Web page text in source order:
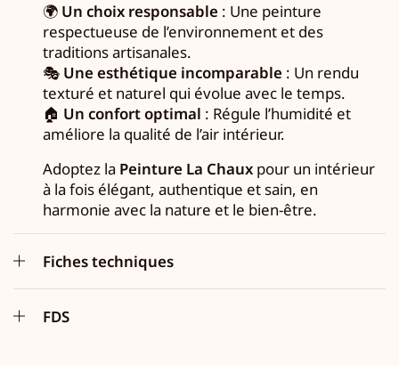
🌍 Un choix responsable : Une peinture
respectueuse de l’environnement et des
traditions artisanales.
🎭 Une esthétique incomparable : Un rendu
texturé et naturel qui évolue avec le temps.
🏠 Un confort optimal : Régule l’humidité et
améliore la qualité de l’air intérieur.
Adoptez la Peinture La Chaux pour un intérieur
à la fois élégant, authentique et sain, en
harmonie avec la nature et le bien-être.
Fiches techniques
FDS